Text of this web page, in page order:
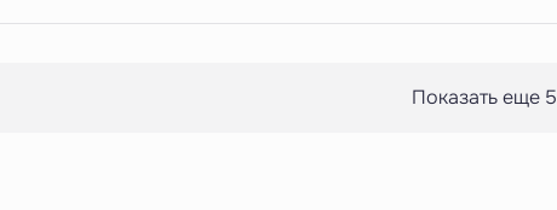
Показать еще 5